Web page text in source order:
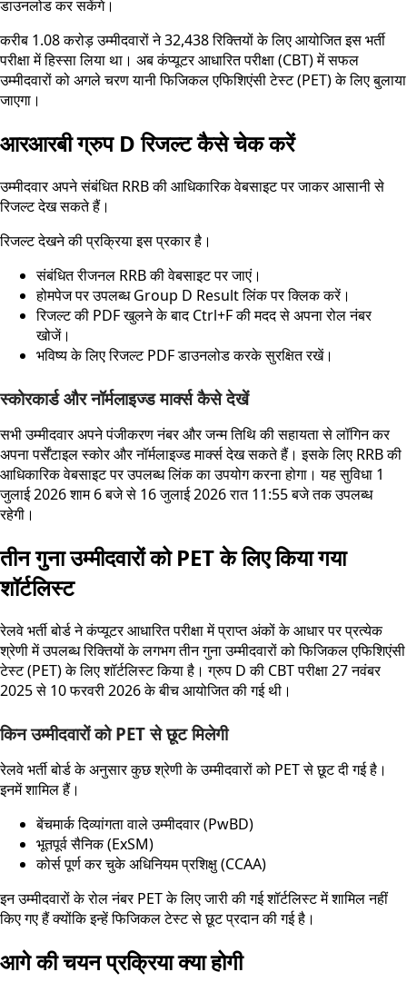
डाउनलोड कर सकेंगे।
करीब 1.08 करोड़ उम्मीदवारों ने 32,438 रिक्तियों के लिए आयोजित इस भर्ती
परीक्षा में हिस्सा लिया था। अब कंप्यूटर आधारित परीक्षा (CBT) में सफल
उम्मीदवारों को अगले चरण यानी फिजिकल एफिशिएंसी टेस्ट (PET) के लिए बुलाया
जाएगा।
आरआरबी ग्रुप D रिजल्ट कैसे चेक करें
उम्मीदवार अपने संबंधित RRB की आधिकारिक वेबसाइट पर जाकर आसानी से
रिजल्ट देख सकते हैं।
रिजल्ट देखने की प्रक्रिया इस प्रकार है।
संबंधित रीजनल RRB की वेबसाइट पर जाएं।
होमपेज पर उपलब्ध Group D Result लिंक पर क्लिक करें।
रिजल्ट की PDF खुलने के बाद Ctrl+F की मदद से अपना रोल नंबर
खोजें।
भविष्य के लिए रिजल्ट PDF डाउनलोड करके सुरक्षित रखें।
स्कोरकार्ड और नॉर्मलाइज्ड मार्क्स कैसे देखें
सभी उम्मीदवार अपने पंजीकरण नंबर और जन्म तिथि की सहायता से लॉगिन कर
अपना पर्सेंटाइल स्कोर और नॉर्मलाइज्ड मार्क्स देख सकते हैं। इसके लिए RRB की
आधिकारिक वेबसाइट पर उपलब्ध लिंक का उपयोग करना होगा। यह सुविधा 1
जुलाई 2026 शाम 6 बजे से 16 जुलाई 2026 रात 11:55 बजे तक उपलब्ध
रहेगी।
तीन गुना उम्मीदवारों को PET के लिए किया गया
शॉर्टलिस्ट
रेलवे भर्ती बोर्ड ने कंप्यूटर आधारित परीक्षा में प्राप्त अंकों के आधार पर प्रत्येक
श्रेणी में उपलब्ध रिक्तियों के लगभग तीन गुना उम्मीदवारों को फिजिकल एफिशिएंसी
टेस्ट (PET) के लिए शॉर्टलिस्ट किया है। ग्रुप D की CBT परीक्षा 27 नवंबर
2025 से 10 फरवरी 2026 के बीच आयोजित की गई थी।
किन उम्मीदवारों को PET से छूट मिलेगी
रेलवे भर्ती बोर्ड के अनुसार कुछ श्रेणी के उम्मीदवारों को PET से छूट दी गई है।
इनमें शामिल हैं।
बेंचमार्क दिव्यांगता वाले उम्मीदवार (PwBD)
भूतपूर्व सैनिक (ExSM)
कोर्स पूर्ण कर चुके अधिनियम प्रशिक्षु (CCAA)
इन उम्मीदवारों के रोल नंबर PET के लिए जारी की गई शॉर्टलिस्ट में शामिल नहीं
किए गए हैं क्योंकि इन्हें फिजिकल टेस्ट से छूट प्रदान की गई है।
आगे की चयन प्रक्रिया क्या होगी